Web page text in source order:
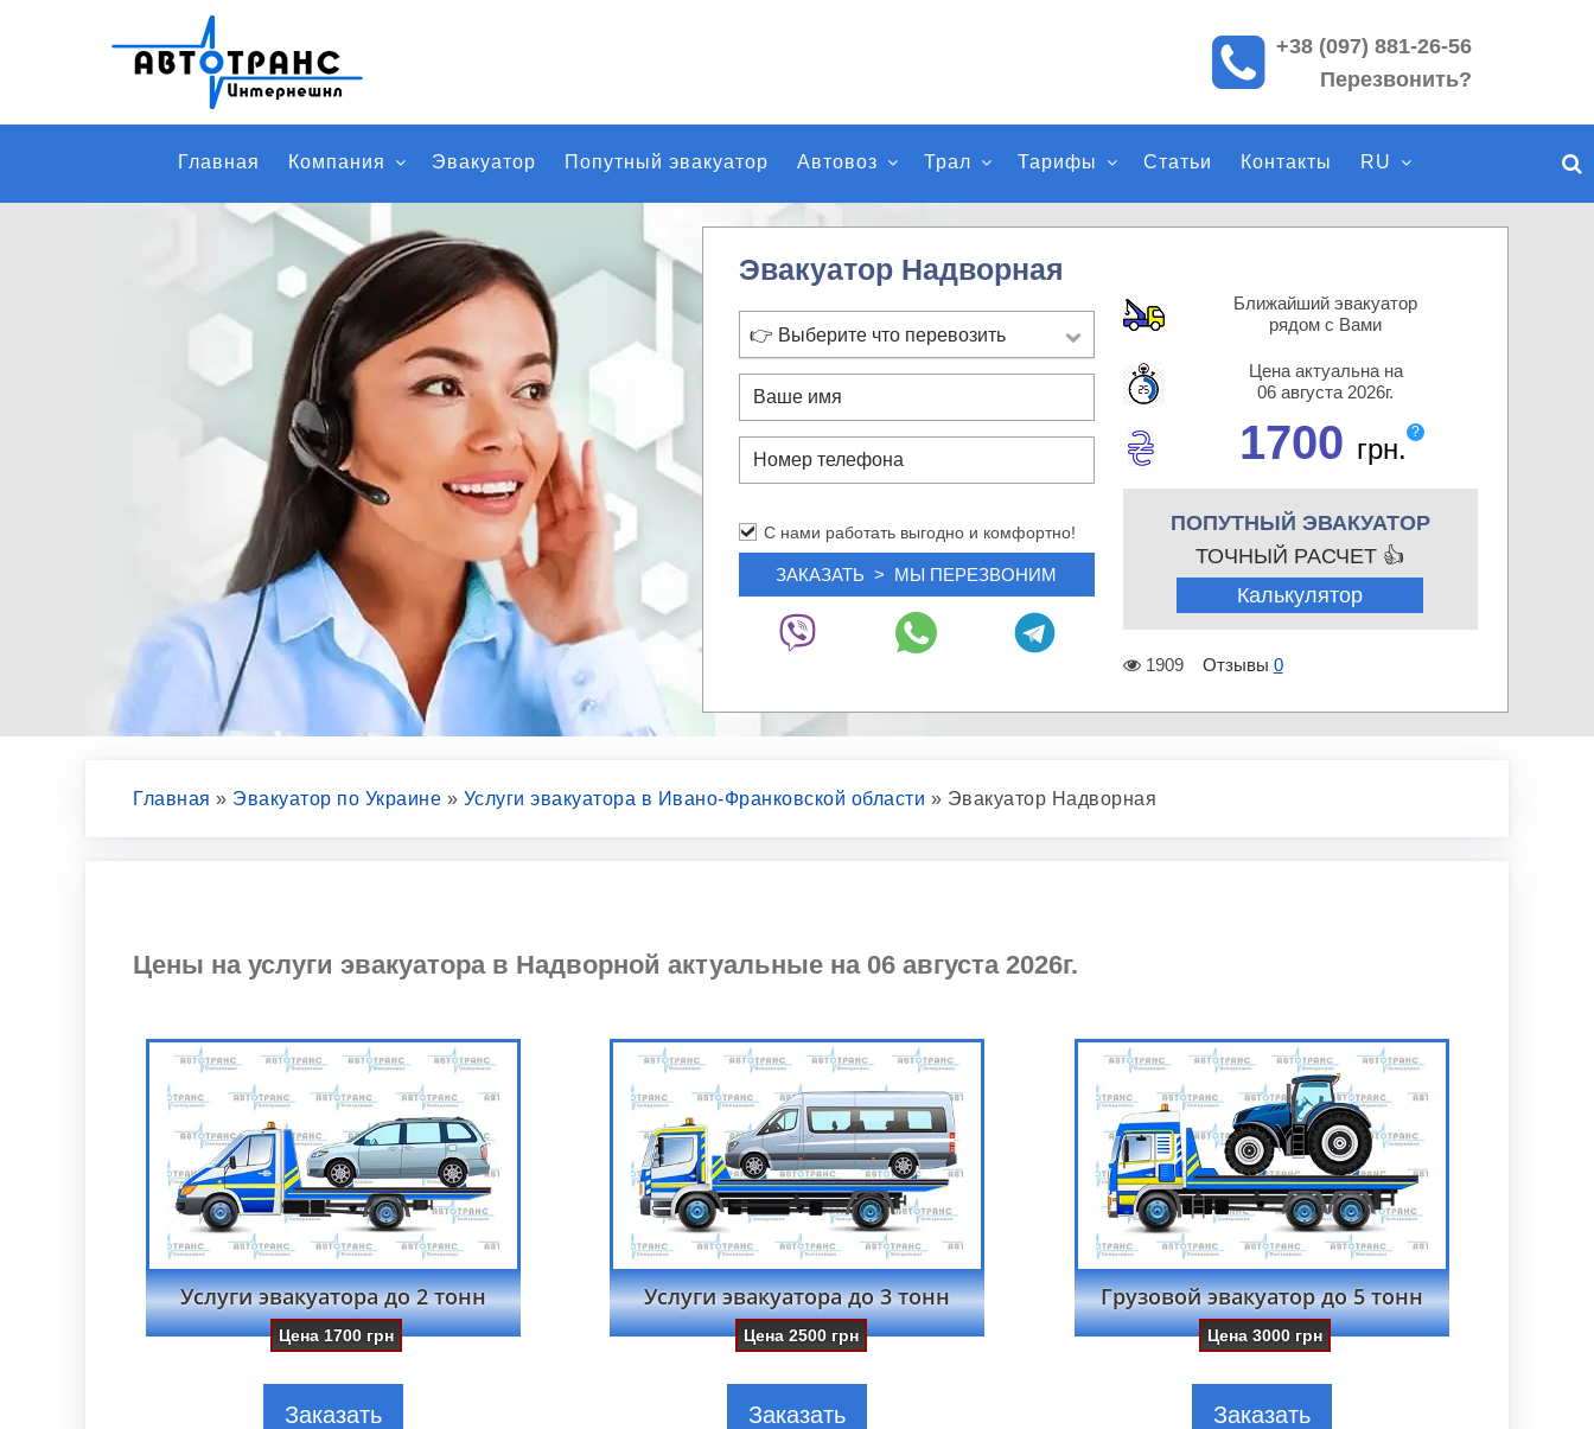
к
п
о
й
у
+38 (097) 881-26-56
Перезвонить?
Главная Компания Эвакуатор Попутный эвакуатор Автовоз Трал Тарифы Статьи Контакты RU
Эвакуатор Надворная
👉 Выберите что перевозить
С нами работать выгодно и комфортно!
Ближайший эвакуатор
рядом с Вами
Цена актуальна на
06 августа 2026г.
1700 грн.
?
ПОПУТНЫЙ ЭВАКУАТОР
ТОЧНЫЙ РАСЧЕТ 👍
Калькулятор
1909 Отзывы 0
Главная » Эвакуатор по Украине » Услуги эвакуатора в Ивано-Франковской области » Эвакуатор Надворная
Цены на услуги эвакуатора в Надворной актуальные на 06 августа 2026г.
Услуги эвакуатора до 2 тонн
Цена 1700 грн
Заказать
Услуги эвакуатора до 3 тонн
Цена 2500грн
Заказать
Грузовой эвакуатор до 5 тонн
Цена3000 грн
Заказать